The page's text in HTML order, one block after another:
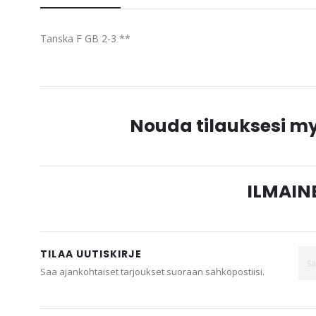
of
gallery
Tanska F GB 2-3 **
Nouda tilauksesi
TILAA UUTISKIRJE
Saa ajankohtaiset tarjoukset suoraan sähköpostiisi.